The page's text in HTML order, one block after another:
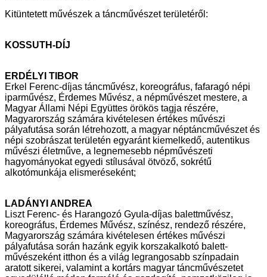
Kitüntetett művészek a táncművészet területéről:
KOSSUTH-DÍJ
ERDÉLYI TIBOR
Erkel Ferenc-díjas táncművész, koreográfus, fafaragó népi
iparművész, Érdemes Művész, a népművészet mestere, a
Magyar Állami Népi Együttes örökös tagja részére,
Magyarország számára kivételesen értékes művészi
pályafutása során létrehozott, a magyar néptáncművészet és
népi szobrászatterületén egyaránt kiemelkedő, autentikus
művészi életműve, a legnemesebb népművészeti
hagyományokat egyedi stílusával ötvöző, sokrétű
alkotómunkája elismeréseként;
LADÁNYI ANDREA
Liszt Ferenc- és Harangozó Gyula-díjas balettművész,
koreográfus, Érdemes Művész, színész, rendező részére,
Magyarország számára kivételesen értékes művészi
pályafutása során hazánk egyik korszakalkotó balett-
művészeként itthon és a világ legrangosabb színpadain
aratott sikerei, valamint a kortárs magyar táncművészetet